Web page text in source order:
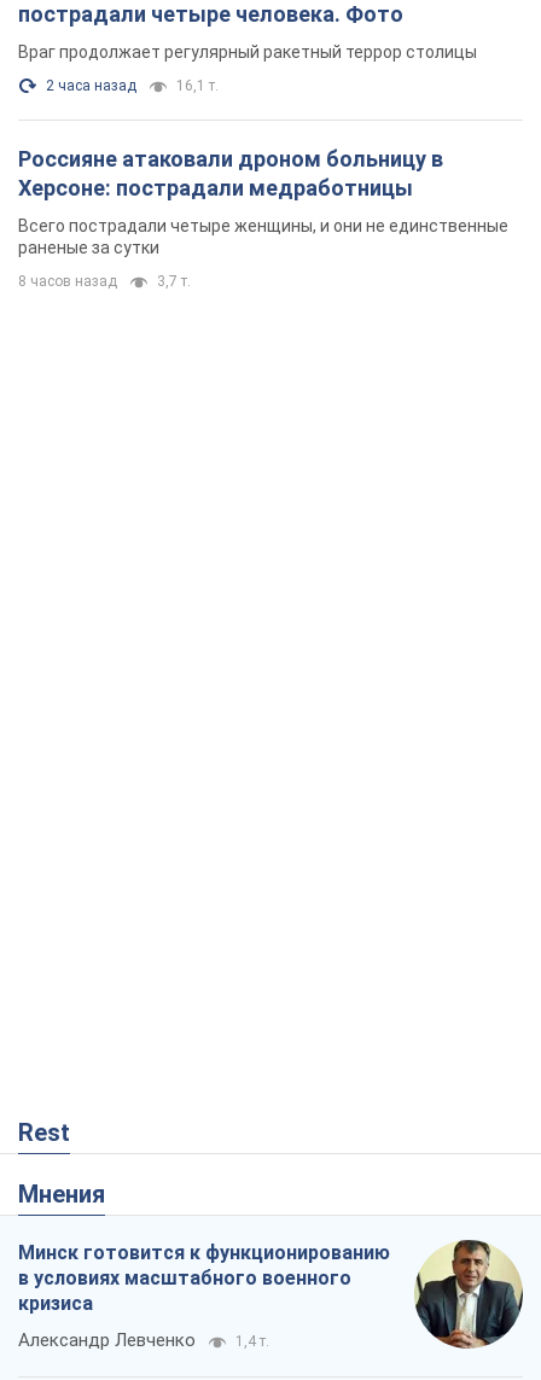
пострадали четыре человека. Фото
Враг продолжает регулярный ракетный террор столицы
2 часа назад 16,1 т.
Россияне атаковали дроном больницу в
Херсоне: пострадали медработницы
Всего пострадали четыре женщины, и они не единственные
раненые за сутки
8 часов назад 3,7 т.
Rest
Мнения
Минск готовится к функционированию
в условиях масштабного военного
кризиса
Александр Левченко 1,4 т.